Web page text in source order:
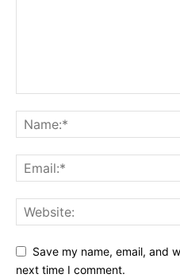
Save my name, email, and
next time I comment.